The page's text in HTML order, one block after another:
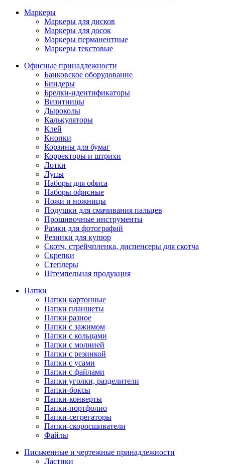
Маркеры
Маркеры для дисков
Маркеры для досок
Маркеры перманентные
Маркеры текстовые
Офисные принадлежности
Банковское оборудование
Биндеры
Брелки-идентификаторы
Визитницы
Дыроколы
Калькуляторы
Клей
Кнопки
Корзины для бумаг
Корректоры и штрихи
Лотки
Лупы
Наборы для офиса
Наборы офисные
Ножи и ножницы
Подушки для смачивания пальцев
Прошивочные инструменты
Рамки для фотографий
Резинки для купюр
Скотч, стрейчпленка, диспенсеры для скотча
Скрепки
Степлеры
Штемпельная продукция
Папки
Папки картонные
Папки планшеты
Папки разное
Папки с зажимом
Папки с кольцами
Папки с молнией
Папки с резинкой
Папки с усами
Папки с файлами
Папки уголки, разделители
Папки-боксы
Папки-конверты
Папки-портфолио
Папки-сегрегаторы
Папки-скоросшиватели
Файлы
Письменные и чертежные принадлежности
Ластики